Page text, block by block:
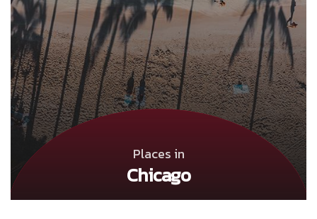
Places in
Chicago
คลินิก
ทันต
กรรม
สุวรรณ
คลินิก